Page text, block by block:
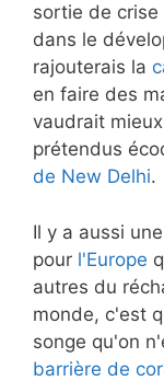
sortie de crise
dans le
rajouterais la
en faire des
vaudrait
prétendus
de New Delhi.
Il y a aussi
pour l'Europe
autres du
monde, c'est
songe qu'on
barrière de